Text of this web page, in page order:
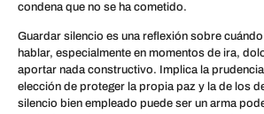
condena que no se ha cometido.
Guardar silencio es una reflexión sobre
hablar, especialmente en momentos de ira,
aportar nada constructivo. Implica la
elección de proteger la propia paz y la de los
silencio bien empleado puede ser un arma